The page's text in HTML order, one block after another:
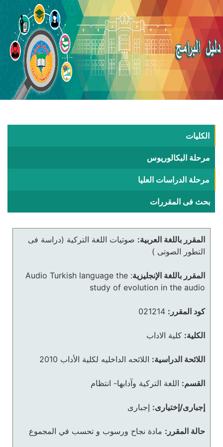
الكليات
مرحلة البكالوريوس
مرحلة الدراسات العليا
بحث فى المقررات
المقرر باللغة العربية: صوتيات اللغة التركية (دراسة فى
التطور الصوتى )
المقرر باللغة الإنجليزية:
Audio Turkish language the
study of evolution in the audio
كود المقرر: 021214
الكلية: كلية الاداب
اللائحة الدراسية: اللائحه الداخليه لكلية الأداب 2010
القسم: اللغة التركية وآدابها- انتظام
إجبارى/إختيارى: إجبارى
حالة المقرر: مادة نجاح ورسوب و تحسب في المجموع